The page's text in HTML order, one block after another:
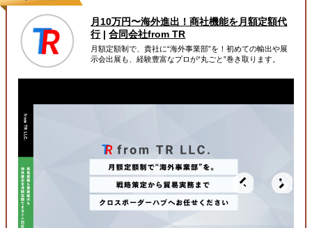
月10万円〜海外進出！商社機能を月額定額代
行|合同会社from TR
月額定額制で、貴社に“海外事業部”を！初めての輸出や展
示会出展も、経験豊富なプロが“丸ごと”巻き取ります。